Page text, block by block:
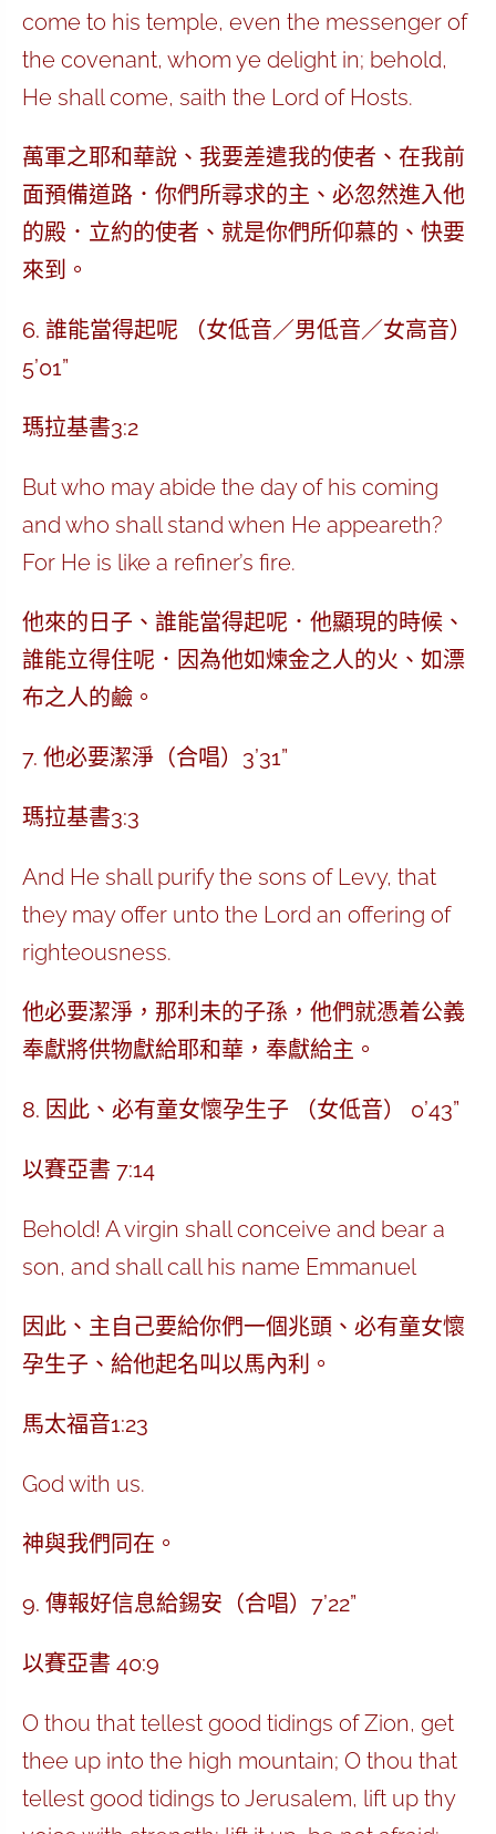
come to his temple, even the messenger of
the covenant, whom ye delight in; behold,
He shall come, saith the Lord of Hosts.
萬軍之耶和華說、我要差遣我的使者、在我前
面預備道路．你們所尋求的主、必忽然進入他
的殿．立約的使者、就是你們所仰慕的、快要
來到。
6. 誰能當得起呢 （女低音／男低音／女高音）
5’01”
瑪拉基書3:2
But who may abide the day of his coming
and who shall stand when He appeareth?
For He is like a refiner’s fire.
他來的日子、誰能當得起呢．他顯現的時候、
誰能立得住呢．因為他如煉金之人的火、如漂
布之人的鹼。
7. 他必要潔淨（合唱）3’31”
瑪拉基書3:3
And He shall purify the sons of Levy, that
they may offer unto the Lord an offering of
righteousness.
他必要潔淨，那利未的子孫，他們就憑着公義
奉獻將供物獻給耶和華，奉獻給主。
8. 因此、必有童女懷孕生子 （女低音） 0’43”
以賽亞書 7:14
Behold! A virgin shall conceive and bear a
son, and shall call his name Emmanuel
因此、主自己要給你們一個兆頭、必有童女懷
孕生子、給他起名叫以馬內利。
馬太福音1:23
God with us.
神與我們同在。
9. 傳報好信息給錫安（合唱）7’22”
以賽亞書 40:9
O thou that tellest good tidings of Zion, get
thee up into the high mountain; O thou that
tellest good tidings to Jerusalem, lift up thy